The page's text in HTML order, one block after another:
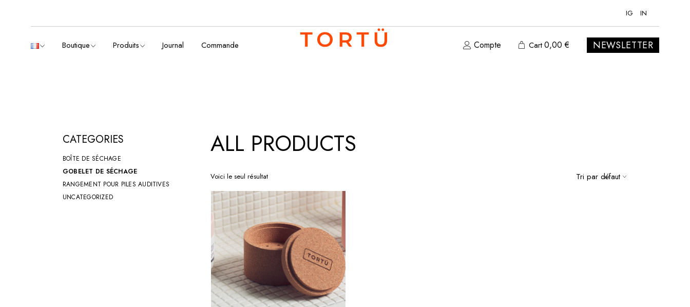
IG IN
Boutique Produits Journal Commande Compte Cart0,00€ NEWSLETTER
ALL PRODUCTS
Voici le seul résultat Tri par défaut
CATEGORIES
BOÎTE DE SÉCHAGE
GOBELET DE SÉCHAGE
RANGEMENT POUR PILES AUDITIVES
UNCATEGORIZED